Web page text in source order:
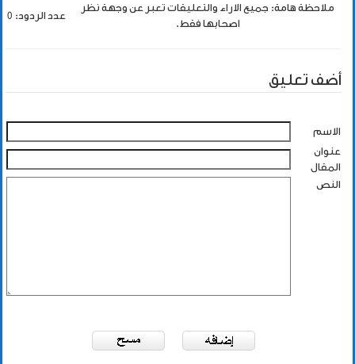
ملاحظة هامة: جميع الاراء والتعليقات تعبر عن وجهة نظر
اصحابها فقط.
عدد الردود: 0
أضف تعليق
الاسم
عنوان
المقال
النص